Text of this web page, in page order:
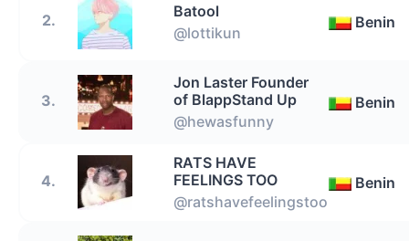
2.
Batool
@lottikun
Benin
3.
Jon Laster Founder
of BlappStand Up
@hewasfunny
Benin
4.
RATS HAVE
FEELINGS TOO
@ratshavefeelingstoo
Benin